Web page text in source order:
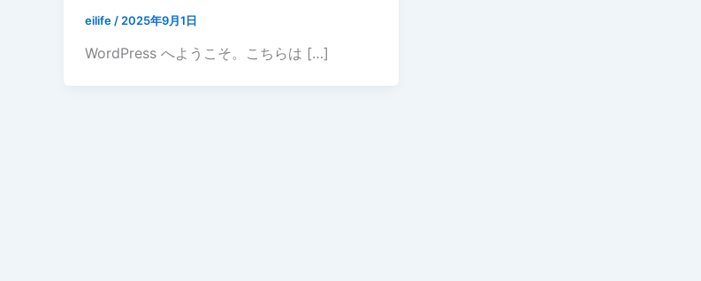
eilife / 2025年9月1日
WordPress へようこそ。こちらは […]